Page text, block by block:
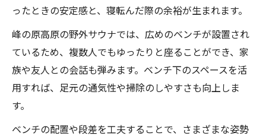
ったときの安定感と、寝転んだ際の余裕が生まれます。
峰の原高原の野外サウナでは、広めのベンチが設置され
ているため、複数人でもゆったりと座ることができ、家
族や友人との会話も弾みます。ベンチ下のスペースを活
用すれば、足元の通気性や掃除のしやすさも向上しま
す。
ベンチの配置や段差を工夫することで、さまざまな姿勢